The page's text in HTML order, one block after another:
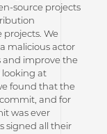
source projects
projects. We
malicious actor
and improve the
looking at
found that the
and for
was ever
signed all their